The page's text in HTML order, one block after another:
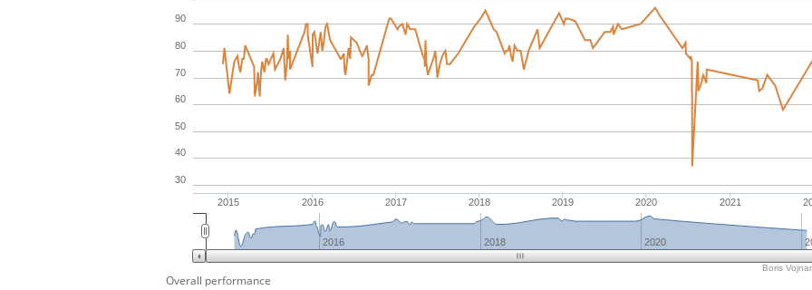
2015 2016 2017 2018 2019 2020 2021
30
40
50
60
70
80
90
2016 2018 2020
Boris
Overall performance